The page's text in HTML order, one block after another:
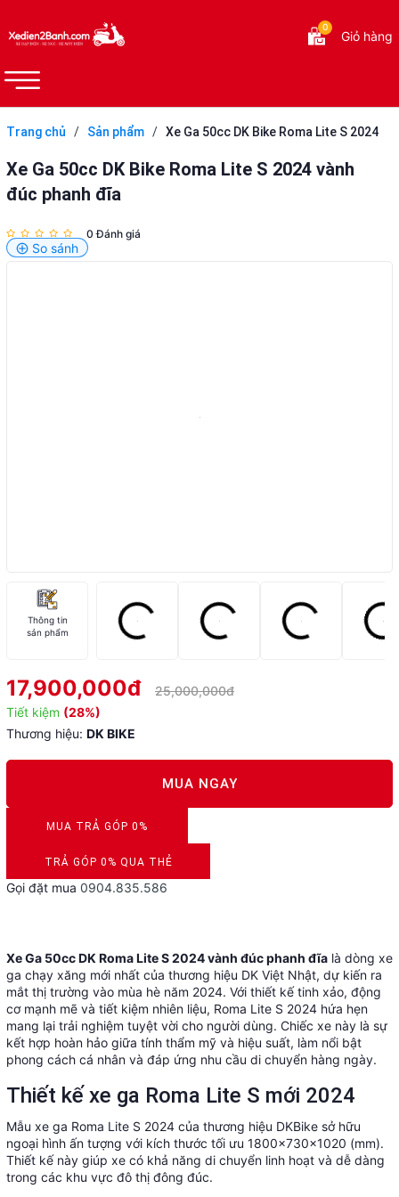
0
Giỏ hàng
Trang chủ / Sản phẩm / Xe Ga 50cc DK Bike Roma Lite S 2024
Xe Ga 50cc DK Bike Roma Lite S 2024 vành
đúc phanh đĩa
0 Đánh giá
So sánh
Thông tin
sản phẩm
17,900,000đ
25,000,000đ
Tiết kiệm (28%)
Thương hiệu: DK BIKE
MUA NGAY
MUA TRẢ GÓP 0%
DUYỆT HỒ SƠ RONG 5 PHÚT
TRẢ GÓP 0% QUA THẺ
VISA, MASTERCARD, JCB, AMEX
Gọi đặt mua 0904.835.586
Xe Ga 50cc DK Roma Lite S 2024 vành đúc phanh đĩa là dòng xe
ga chạy xăng mới nhất của thương hiệu DK Việt Nhật, dự kiến ra
mắt thị trường vào mùa hè năm 2024. Với thiết kế tinh xảo, động
cơ mạnh mẽ và tiết kiệm nhiên liệu, Roma Lite S 2024 hứa hẹn
mang lại trải nghiệm tuyệt vời cho người dùng. Chiếc xe này là sự
kết hợp hoàn hảo giữa tính thẩm mỹ và hiệu suất, làm nổi bật
phong cách cá nhân và đáp ứng nhu cầu di chuyển hàng ngày.
Thiết kế xe ga Roma Lite S mới 2024
Mẫu xe ga Roma Lite S 2024 của thương hiệu DKBike sở hữu
ngoại hình ấn tượng với kích thước tối ưu 1800x730x1020 (mm).
Thiết kế này giúp xe có khả năng di chuyển linh hoạt và dễ dàng
trong các khu vực đô thị đông đúc.